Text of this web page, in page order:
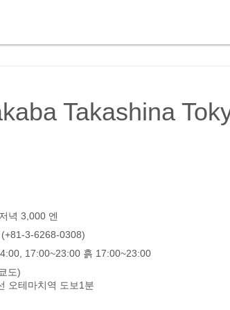
Takashina
녁 3,000 엔
3-6268-0308)
17:00~23:00 흙 17:00~23:00
도)
오테마치역 도보1분